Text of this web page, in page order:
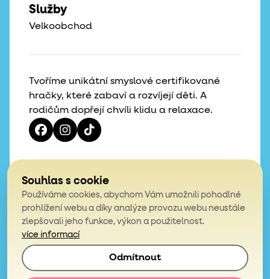
Tvoříme unikátní smyslové certifikované
hračky, které zabaví a rozvíjejí děti. A
rodičům dopřejí chvíli klidu a relaxace.
Služby
Velkoobchod
4,9
z celkem 200 hodnocení
© 2026, Mámy v rejži. Všechna práva vyhrazena.
Obchodní podmínky
Souhlas s cookie
Používáme cookies, abychom Vám umožnili pohodlné
prohlížení webu a díky analýze provozu webu neustále
zlepšovali jeho funkce, výkon a použitelnost.
více informací
Odmítnout